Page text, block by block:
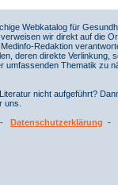
Webkatalog für
wir direkt auf die
Redaktion
deren direkte
umfassenden Thematik
nicht aufgeführt?
uns.
- Datenschutzerklärung -